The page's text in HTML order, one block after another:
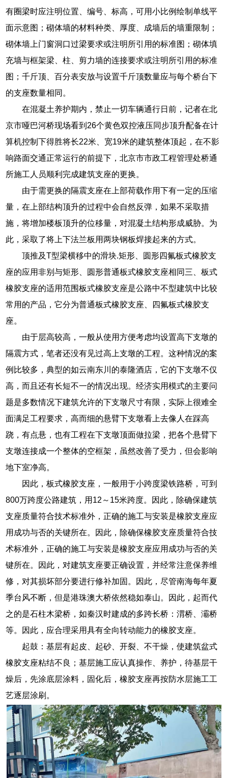
有圈梁时应注明位置、编号、标高，可用小比例绘制单线平
面示意图；砌体墙的材料种类、厚度、成墙后的墙重限制；
砌体墙上门窗洞口过梁要求或注明所引用的标准图；砌体填
充墙与框架梁、柱、剪力墙的连接要求或注明所引用的标准
图；千斤顶、百分表安放与设置千斤顶数量应与每个桥台下
的支座数量相同。
在混凝土养护期内，禁止一切车辆通行日前，记者在北
京市哑巴河桥现场看到26个黄色双控液压同步顶升配备在计
算机控制下得胜将长22米、宽19米的建筑整体顶起，在不影
响路面交通正常运行的前提下，北京市市政工程管理处桥通
所施工人员顺利完成建筑支座的更换。
由于需更换的隔震支座在上部荷载作用下有一定的压缩
量，在上部结构顶升的过程中会自然反弹，如果不采取措
施，将增加楼板顶升的位移量，对混凝土结构形成威胁。为
此，采取了将上下法兰板用两块钢板焊接起来的方式。
顶推及T型梁横移中的滑块.矩形、圆形四氟板式橡胶支
座的应用非别与矩形、圆形普通板式橡胶支座相同三、板式
橡胶支座的适用范围板式橡胶支座是公路中不型建筑中比较
常用的产品，它分为普通板式橡胶支座、四氟板式橡胶支
座。
由于层高较高，一般从使用方便考虑均设置高下支墩的
隔震方式，笔者还没有见过高上支墩的工程。这种情况的案
例比较多，典型的如云南东川的泰隆酒店，它的下支墩不仅
高，而且还有长短不一的情况出现。经济实用模式的主要问
题是多数情况下建筑允许的下支墩尺寸有限，实际上很难全
面满足工程要求，高而细的悬臂下支墩看上去像人在踩高
跷，有点悬，也有工程在下支墩顶面做拉梁，把各个悬臂下
支墩连接成一个整体的空框架，虽然改善了受力，但会影响
地下室净高。
因此，板式橡胶支座，一般用于小跨度梁铁路桥，可到
800万跨度公路建筑，用12～15米跨度。因此，除确保建筑
支座质量符合技术标准外，正确的施工与安装是橡胶支座应
用成功与否的关键所在。因此，除确保橡胶支座质量符合技
术标准外，正确的施工与安装是橡胶支座应用成功与否的关
键所在。因此，对建筑支座要正确设置，并经常注意保养维
修，对其损坏部分要进行修补加固。因此，尽管南海每年夏
季台风不断，但是港珠澳大桥依然稳如泰山。因此，起而代
之的是石柱木梁桥，如秦汉时建成的多跨长桥：渭桥、灞桥
等。因此，应合理采用具有全向转动能力的橡胶支座。
起鼓：基层有起皮、起砂、开裂、不干燥，使建筑盆式
橡胶支座粘结不良；基层施工应认真操作、养护，待基层干
燥后，先涂底层涂料，固化后，橡胶支座再按防水层施工工
艺逐层涂刷。